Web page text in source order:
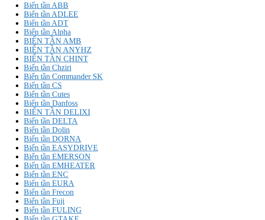
Biến tần ABB
Biến tần ADLEE
Biến tần ADT
Biến tần Alpha
BIẾN TẦN AMB
BIẾN TẦN ANYHZ
BIẾN TẦN CHINT
Biến tần Chziri
Biến tần Commander SK
Biến tần CS
Biến tần Cutes
Biến tần Danfoss
BIẾN TẦN DELIXI
Biến tần DELTA
Biến tần Dolin
Biến tần DORNA
Biến tần EASYDRIVE
Biến tần EMERSON
Biến tần EMHEATER
Biến tần ENC
Biến tần EURA
Biến tần Frecon
Biến tần Fuji
Biến tần FULING